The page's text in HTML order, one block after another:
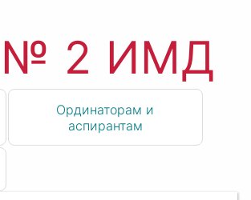
№ 2 ИМД
Ординаторам и
аспирантам